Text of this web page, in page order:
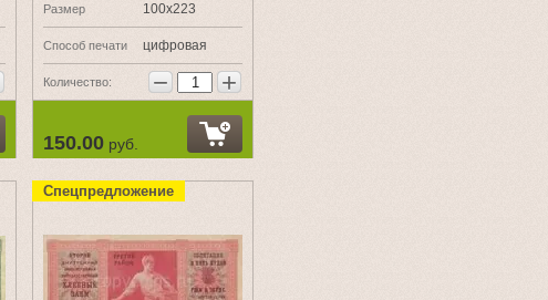
Размер 100х223
Способ печати цифровая
Количество: − +
150.00 руб.
Спецпредложение